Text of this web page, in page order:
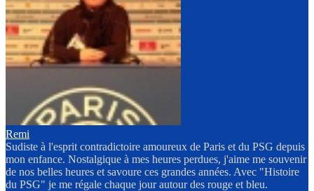
Remi
Sudiste à l'esprit contradictoire amoureux de Paris et du PSG depuis
mon enfance. Nostalgique à mes heures perdues, j'aime me souvenir
de nos belles heures et savoure ces grandes années. Avec "Histoire
du PSG" je me régale chaque jour autour des rouge et bleu.